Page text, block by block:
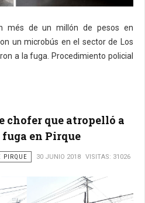
més de un millón de pesos en
un microbús en el sector de Los
a la fuga. Procedimiento policial
chofer que atropelló a
en Pirque
PIRQUE 30 JUNIO 2018 VISITAS: 31026